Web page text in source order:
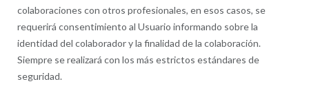
colaboraciones con otros profesionales, en esos casos, se
requerirá consentimiento al Usuario informando sobre la
identidad del colaborador y la finalidad de la colaboración.
Siempre se realizará con los más estrictos estándares de
seguridad.